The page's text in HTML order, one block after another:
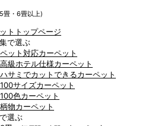
畳・6畳以上)
トトップページ
で選ぶ
ペット対応カーペット
高級ホテル仕様カーペット
ハサミでカットできるカーペット
100サイズカーペット
100色カーペット
柄物カーペット
選ぶ